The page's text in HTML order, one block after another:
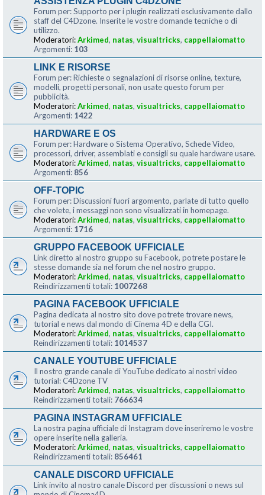
Forum per: Supporto per i plugin realizzati esclusivamente dallo
staff del C4Dzone. Inserite le vostre domande tecniche o di
utilizzo.
Moderatori:Arkimed, natas, visualtricks, cappellaiomatto
Argomenti: 103
LINK E RISORSE
Forum per: Richieste o segnalazioni di risorse online, texture,
modelli, progetti personali, non usate questo forum per
pubblicità.
Moderatori:Arkimed, natas, visualtricks, cappellaiomatto
Argomenti: 1422
HARDWARE E OS
Forum per: Hardware o Sistema Operativo, Schede Video,
processori, driver, assemblati e consigli su quale hardware usare.
Moderatori:Arkimed, natas, visualtricks, cappellaiomatto
Argomenti: 856
OFF-TOPIC
Forum per: Discussioni fuori argomento, parlate di tutto quello
che volete, i messaggi non sono visualizzati in homepage.
Moderatori:Arkimed, natas, visualtricks, cappellaiomatto
Argomenti: 1716
GRUPPO FACEBOOK UFFICIALE
Link diretto al nostro gruppo su Facebook, potrete postare le
stesse domande sia nel forum che nel nostro gruppo.
Moderatori:Arkimed, natas, visualtricks, cappellaiomatto
Reindirizzamenti totali: 1007268
PAGINA FACEBOOK UFFICIALE
Pagina dedicata al nostro sito dove potrete trovare news,
tutorial e news dal mondo di Cinema 4D e della CGI.
Moderatori:Arkimed, natas, visualtricks, cappellaiomatto
Reindirizzamenti totali: 1014537
CANALE YOUTUBE UFFICIALE
Il nostro grande canale di YouTube dedicato ai nostri video
tutorial: C4Dzone TV
Moderatori:Arkimed, natas, visualtricks, cappellaiomatto
Reindirizzamenti totali: 766634
PAGINA INSTAGRAM UFFICIALE
La nostra pagina ufficiale di Instagram dove inseriremo le vostre
opere inserite nella galleria.
Moderatori:Arkimed, natas, visualtricks, cappellaiomatto
Reindirizzamenti totali: 856461
CANALE DISCORD UFFICIALE
Link invito al nostro canale Discord per discussioni o news sul